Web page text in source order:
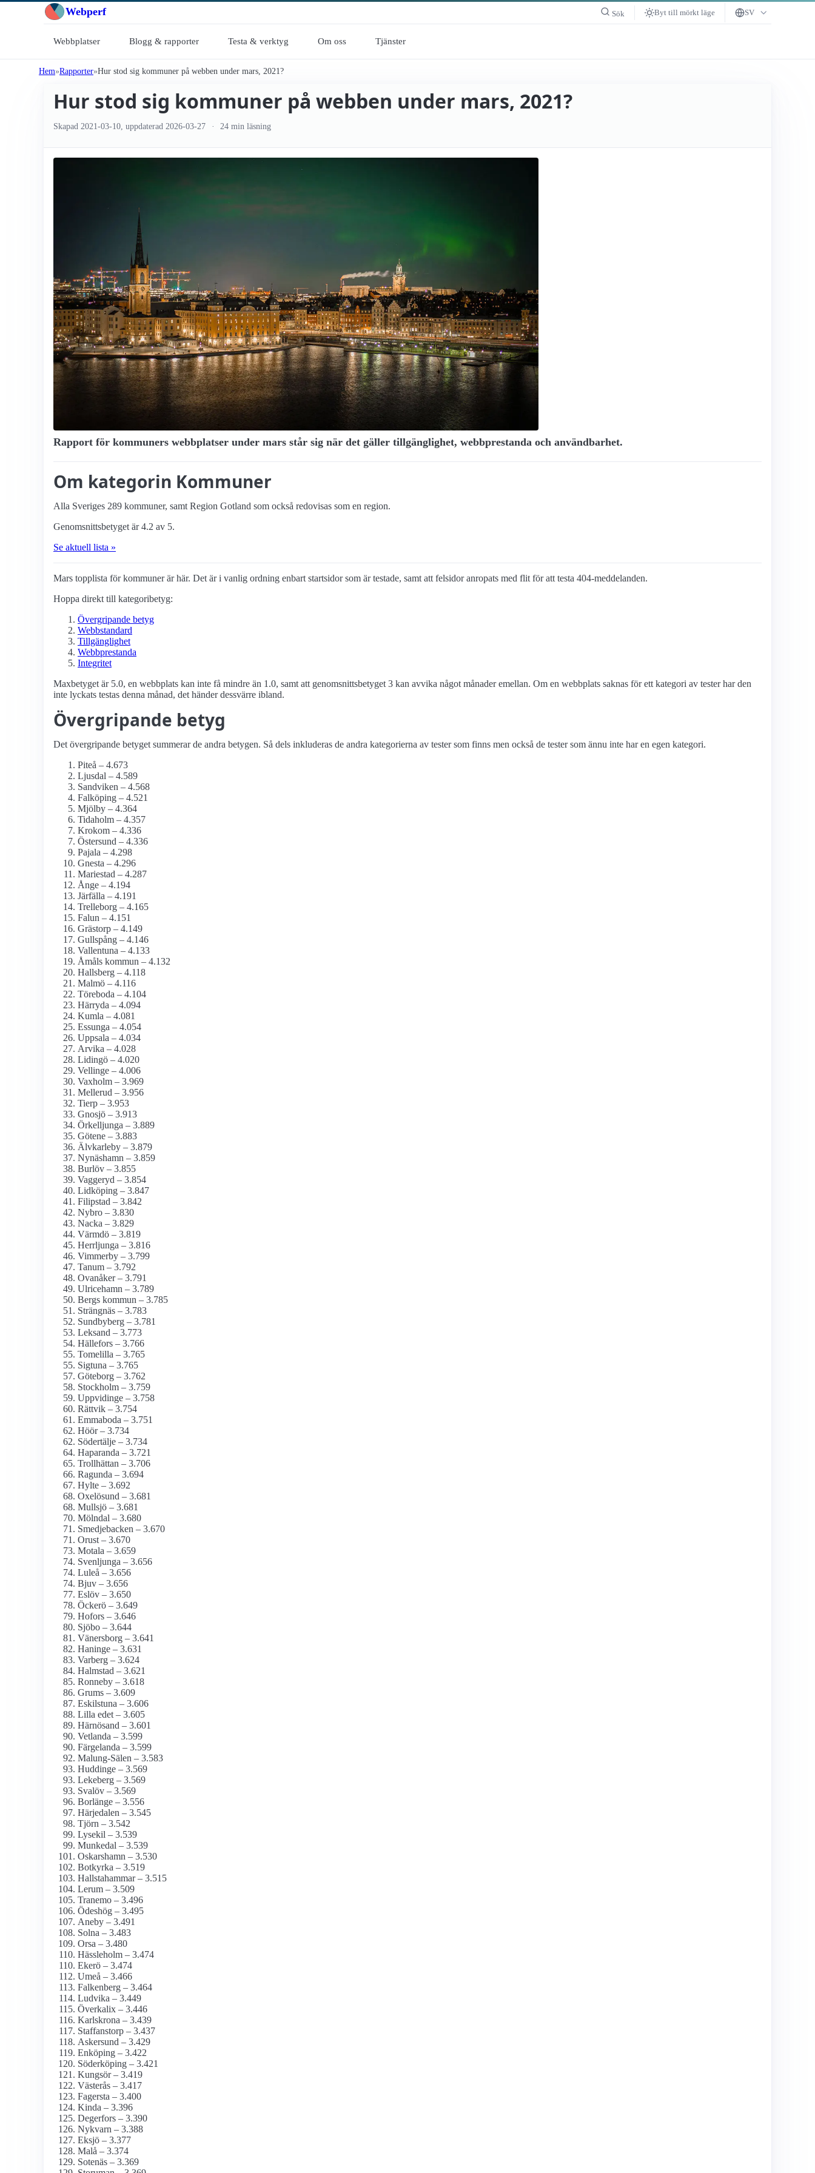
Webperf Sök Byt till mörkt läge SV
Webbplatser Blogg & rapporter Testa & verktyg Om oss Tjänster
Hem Rapporter Hur stod sig kommuner på webben under mars, 2021?
Hur stod sig kommuner på webben under mars, 2021?
Skapad 2021-03-10 , uppdaterad 2026-03-27 24 min läsning
Rapport för kommuners webbplatser under mars står sig när det gäller tillgänglighet, webbprestanda och användbarhet.
Om kategorin Kommuner
Alla Sveriges 289 kommuner, samt Region Gotland som också redovisas som en region.
Genomsnittsbetyget är 4.2 av 5.
Se aktuell lista »
Mars topplista för kommuner är här. Det är i vanlig ordning enbart startsidor som är testade, samt att felsidor anropats med flit för att testa 404-meddelanden.
Hoppa direkt till kategoribetyg:
Övergripande betyg
Webbstandard
Tillgänglighet
Webbprestanda
Integritet
Maxbetyget är 5.0, en webbplats kan inte få mindre än 1.0, samt att genomsnittsbetyget 3 kan avvika något månader emellan. Om en webbplats saknas för ett kategori av tester har den
inte lyckats testas denna månad, det händer dessvärre ibland.
Övergripande betyg
Det övergripande betyget summerar de andra betygen. Så dels inkluderas de andra kategorierna av tester som finns men också de tester som ännu inte har en egen kategori.
Piteå – 4.673
Ljusdal – 4.589
Sandviken – 4.568
Falköping – 4.521
Mjölby – 4.364
Tidaholm – 4.357
Krokom – 4.336
Östersund – 4.336
Pajala – 4.298
Gnesta – 4.296
Mariestad – 4.287
Ånge – 4.194
Järfälla – 4.191
Trelleborg – 4.165
Falun – 4.151
Grästorp – 4.149
Gullspång – 4.146
Vallentuna – 4.133
Åmåls kommun – 4.132
Hallsberg – 4.118
Malmö – 4.116
Töreboda – 4.104
Härryda – 4.094
Kumla – 4.081
Essunga – 4.054
Uppsala – 4.034
Arvika – 4.028
Lidingö – 4.020
Vellinge – 4.006
Vaxholm – 3.969
Mellerud – 3.956
Tierp – 3.953
Gnosjö – 3.913
Örkelljunga – 3.889
Götene – 3.883
Älvkarleby – 3.879
Nynäshamn – 3.859
Burlöv – 3.855
Vaggeryd – 3.854
Lidköping – 3.847
Filipstad – 3.842
Nybro – 3.830
Nacka – 3.829
Värmdö – 3.819
Herrljunga – 3.816
Vimmerby – 3.799
Tanum – 3.792
Ovanåker – 3.791
Ulricehamn – 3.789
Bergs kommun – 3.785
Strängnäs – 3.783
Sundbyberg – 3.781
Leksand – 3.773
Hällefors – 3.766
Tomelilla – 3.765
Sigtuna – 3.765
Göteborg – 3.762
Stockholm – 3.759
Uppvidinge – 3.758
Rättvik – 3.754
Emmaboda – 3.751
Höör – 3.734
Södertälje – 3.734
Haparanda – 3.721
Trollhättan – 3.706
Ragunda – 3.694
Hylte – 3.692
Oxelösund – 3.681
Mullsjö – 3.681
Mölndal – 3.680
Smedjebacken – 3.670
Orust – 3.670
Motala – 3.659
Svenljunga – 3.656
Luleå – 3.656
Bjuv – 3.656
Eslöv – 3.650
Öckerö – 3.649
Hofors – 3.646
Sjöbo – 3.644
Vänersborg – 3.641
Haninge – 3.631
Varberg – 3.624
Halmstad – 3.621
Ronneby – 3.618
Grums – 3.609
Eskilstuna – 3.606
Lilla edet – 3.605
Härnösand – 3.601
Vetlanda – 3.599
Färgelanda – 3.599
Malung-Sälen – 3.583
Huddinge – 3.569
Lekeberg – 3.569
Svalöv – 3.569
Borlänge – 3.556
Härjedalen – 3.545
Tjörn – 3.542
Lysekil – 3.539
Munkedal – 3.539
Oskarshamn – 3.530
Botkyrka – 3.519
Hallstahammar – 3.515
Lerum – 3.509
Tranemo – 3.496
Ödeshög – 3.495
Aneby – 3.491
Solna – 3.483
Orsa – 3.480
Hässleholm – 3.474
Ekerö – 3.474
Umeå – 3.466
Falkenberg – 3.464
Ludvika – 3.449
Överkalix – 3.446
Karlskrona – 3.439
Staffanstorp – 3.437
Askersund – 3.429
Enköping – 3.422
Söderköping – 3.421
Kungsör – 3.419
Västerås – 3.417
Fagersta – 3.400
Kinda – 3.396
Degerfors – 3.390
Nykvarn – 3.388
Eksjö – 3.377
Malå – 3.374
Sotenäs – 3.369